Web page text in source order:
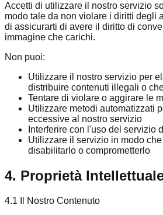
Accetti di utilizzare il nostro servizio
modo tale da non violare i diritti degli
di assicurarti di avere il diritto di
immagine che carichi.
Non puoi:
Utilizzare il nostro servizio per
distribuire contenuti illegali o
Tentare di violare o aggirare le
Utilizzare metodi automatizzati
eccessive al nostro servizio
Interferire con l'uso del servizio
Utilizzare il servizio in modo
disabilitarlo o comprometterlo
4. Proprietà
4.1 Il Nostro Contenuto